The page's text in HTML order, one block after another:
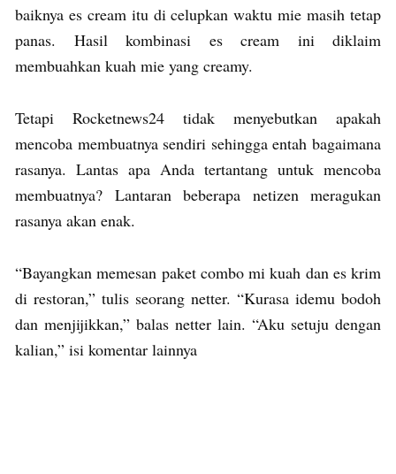
baiknya es cream itu di celupkan waktu mie masih tetap
panas. Hasil kombinasi es cream ini diklaim
membuahkan kuah mie yang creamy.
Tetapi Rocketnews24 tidak menyebutkan apakah
mencoba membuatnya sendiri sehingga entah bagaimana
rasanya. Lantas apa Anda tertantang untuk mencoba
membuatnya? Lantaran beberapa netizen meragukan
rasanya akan enak.
“Bayangkan memesan paket combo mi kuah dan es krim
di restoran,” tulis seorang netter. “Kurasa idemu bodoh
dan menjijikkan,” balas netter lain. “Aku setuju dengan
kalian,” isi komentar lainnya